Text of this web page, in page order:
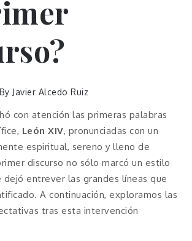
By Javier Alcedo Ruiz
con atención las primeras palabras
León XIV, pronunciadas con un
espiritual, sereno y lleno de
discurso no sólo marcó un estilo
dejó entrever las grandes líneas que
A continuación, exploramos las
tras esta intervención